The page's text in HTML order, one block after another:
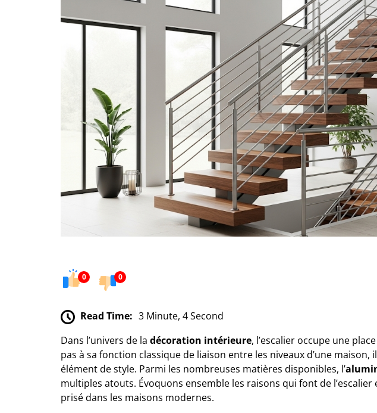
0 0
Read Time: 3 Minute, 4 Second
Dans l’univers de la décoration intérieure, l’escalier occupe une
pas à sa fonction classique de liaison entre les niveaux d’une maison,
élément de style. Parmi les nombreuses matières disponibles, l’
multiples atouts. Évoquons ensemble les raisons qui font de
prisé dans les maisons modernes.